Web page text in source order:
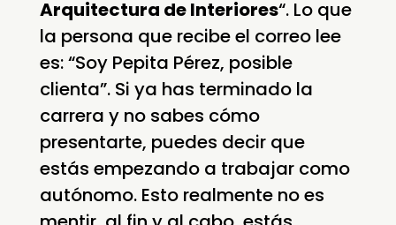
Arquitectura de Interiores“. Lo que
la persona que recibe el correo lee
es: “Soy Pepita Pérez, posible
clienta”. Si ya has terminado la
carrera y no sabes cómo
presentarte, puedes decir que
estás empezando a trabajar como
autónomo. Esto realmente no es